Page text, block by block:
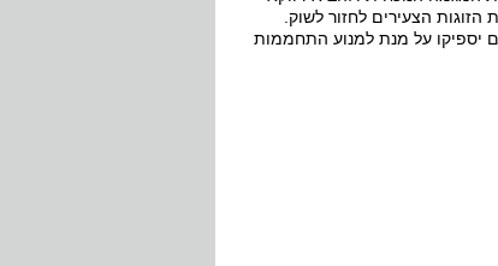
הצעירים לחזור לשוק.
יספיקו על מנת למנוע התחממות